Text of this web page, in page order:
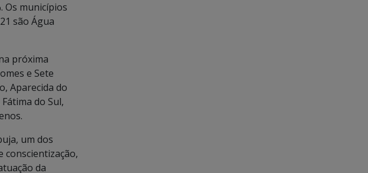
Os municípios
são Água
próxima
e Sete
Aparecida do
do Sul,
um dos
da